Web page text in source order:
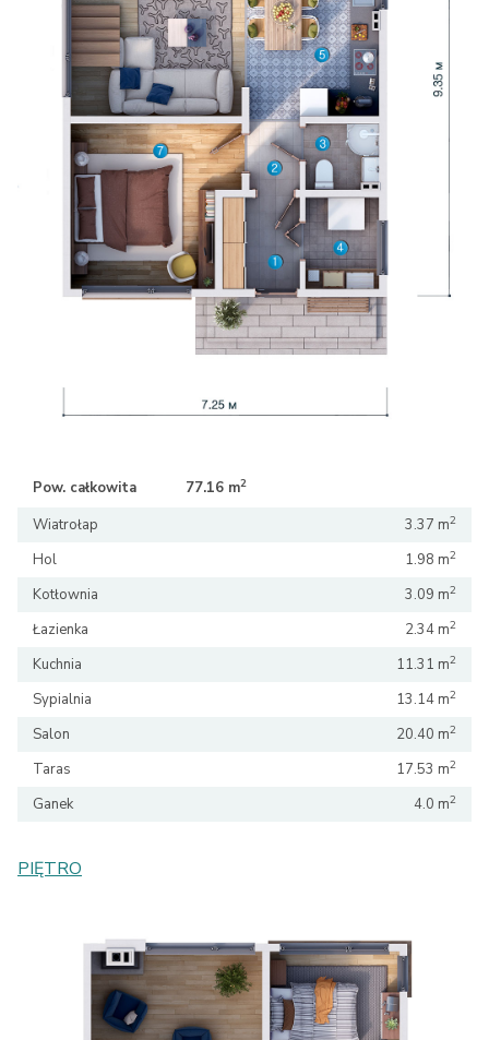
Pow. całkowita 77.16 m2
Wiatrołap 3.37 m2
Hol 1.98 m2
Kotłownia 3.09 m2
Łazienka 2.34 m2
Kuchnia 11.31 m2
Sypialnia 13.14 m2
Salon 20.40 m2
Taras 17.53 m2
Ganek 4.0 m2
PIĘTRO